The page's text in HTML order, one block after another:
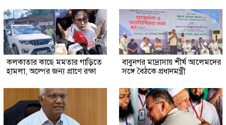
কলকাতার কাছে মমতার গাড়িতে
হামলা, অল্পের জন্য প্রাণে রক্ষা
বাবুনগর মাদ্রাসায় শীর্ষ আলেমদের
সঙ্গে বৈঠকে প্রধানমন্ত্রী